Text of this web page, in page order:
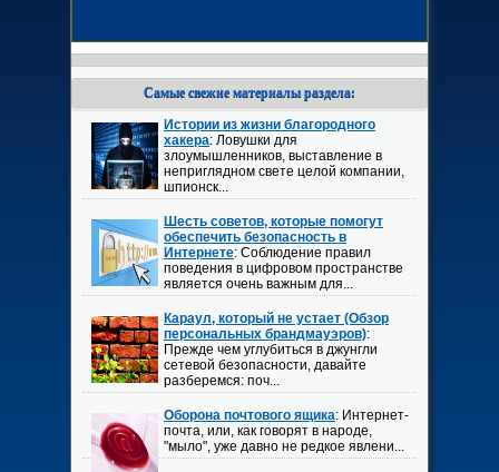
Самые свежие материалы раздела:
Истории из жизни благородного
хакера: Ловушки для
злоумышленников, выставление в
неприглядном свете целой компании,
шпионск...
Шесть советов, которые помогут
обеспечить безопасность в
Интернете: Соблюдение правил
поведения в цифровом пространстве
является очень важным для...
Караул, который не устает (Обзор
персональных брандмауэров):
Прежде чем углубиться в джунгли
сетевой безопасности, давайте
разберемся: поч...
Оборона почтового ящика: Интернет-
почта, или, как говорят в народе,
"мыло", уже давно не редкое явлени...